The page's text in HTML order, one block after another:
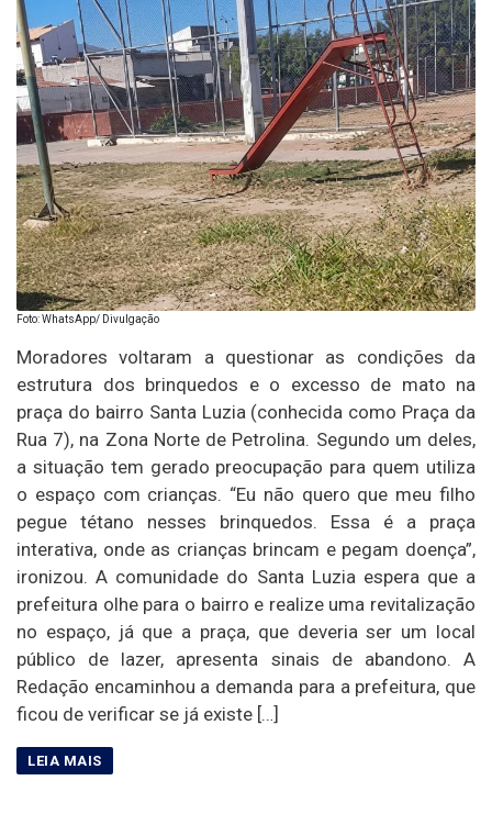
Foto: WhatsApp/ Divulgação
Moradores voltaram a questionar as condições da
estrutura dos brinquedos e o excesso de mato na
praça do bairro Santa Luzia (conhecida como Praça da
Rua 7), na Zona Norte de Petrolina. Segundo um deles,
a situação tem gerado preocupação para quem utiliza
o espaço com crianças. “Eu não quero que meu filho
pegue tétano nesses brinquedos. Essa é a praça
interativa, onde as crianças brincam e pegam doença”,
ironizou. A comunidade do Santa Luzia espera que a
prefeitura olhe para o bairro e realize uma revitalização
no espaço, já que a praça, que deveria ser um local
público de lazer, apresenta sinais de abandono. A
Redação encaminhou a demanda para a prefeitura, que
ficou de verificar se já existe […]